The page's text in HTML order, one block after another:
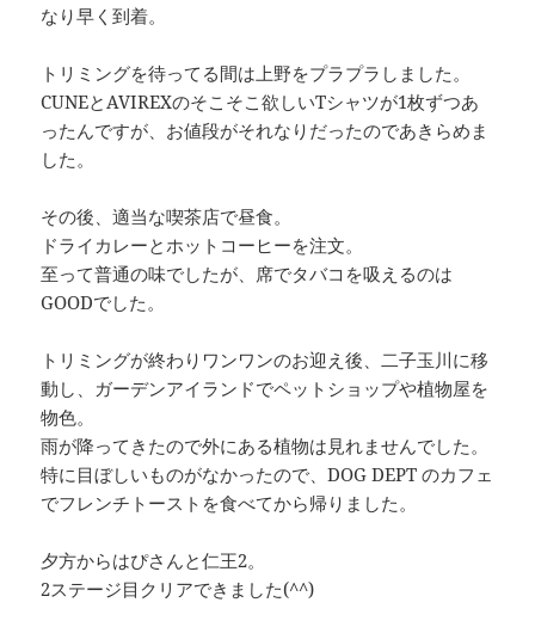
なり早く到着。
トリミングを待ってる間は上野をプラプラしました。
CUNEとAVIREXのそこそこ欲しいTシャツが1枚ずつあ
ったんですが、お値段がそれなりだったのであきらめま
した。
その後、適当な喫茶店で昼食。
ドライカレーとホットコーヒーを注文。
至って普通の味でしたが、席でタバコを吸えるのは
GOODでした。
トリミングが終わりワンワンのお迎え後、二子玉川に移
動し、ガーデンアイランドでペットショップや植物屋を
物色。
雨が降ってきたので外にある植物は見れませんでした。
特に目ぼしいものがなかったので、DOG DEPT のカフェ
でフレンチトーストを食べてから帰りました。
夕方からはぴさんと仁王2。
2ステージ目クリアできました(^^)